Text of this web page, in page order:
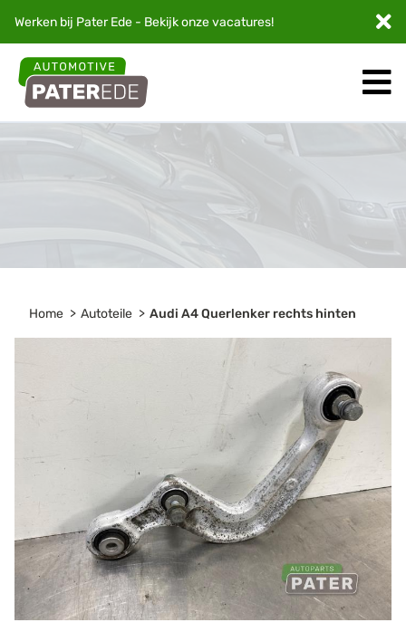
Werken bij Pater Ede - Bekijk onzevacatures!
Home Autoteile Audi A4 Querlenker rechts hinten